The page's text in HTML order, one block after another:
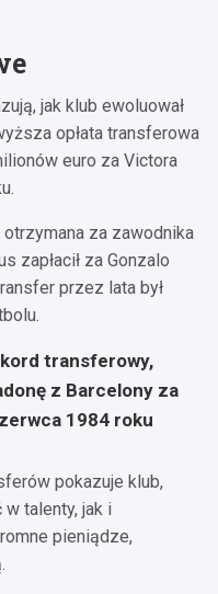
jak klub ewoluował
opłata transferowa
euro za Victora
za zawodnika
zapłacił za Gonzalo
przez lata był
transferowy,
z Barcelony za
1984 roku
pokazuje klub,
talenty, jak i
pieniądze,